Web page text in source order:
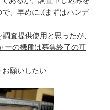
、早めに..(まずはハンデ
査提供使用と思ったが、
ーの機種は募集終了の可
願いしたい